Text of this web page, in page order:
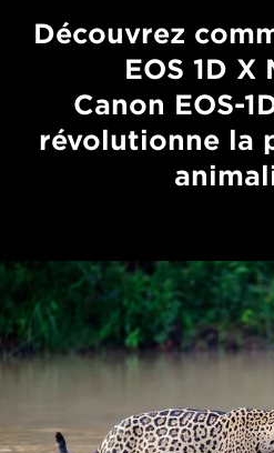
Découvrez
EOS 1D X
Canon EOS-
révolutionne la